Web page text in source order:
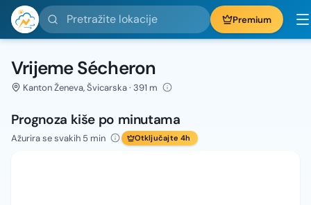
Pretražite lokacije Premium
Vrijeme Sécheron
Kanton Ženeva, Švicarska · 391 m
Prognoza kiše po minutama
Ažurira se svakih 5 min Otključajte 4h